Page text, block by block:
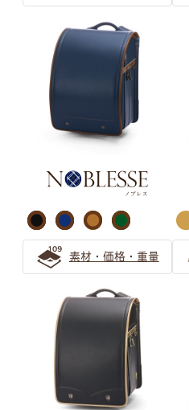
キャメルのランドセルは女の
オレンジのランドセルで彩
先輩ご家族の声
ブラウン ランド
【保存版】ブラウンのランド
ら人気急上昇！
茶色（ブラウン系）ランド
をご紹介
大人可愛いブラウンのランド
パープル ランド
パープルのランドセルは女の
で飽きない工夫もできる
清楚で個性的な薄紫ランドセ
素材・価格・重量